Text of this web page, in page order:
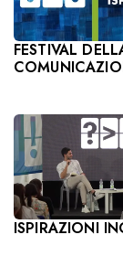
FESTIVAL
ISPIRAZIONI